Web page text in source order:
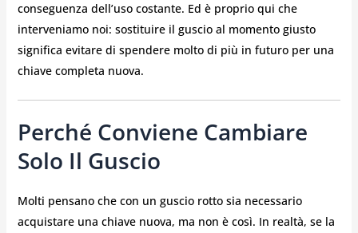
conseguenza dell’uso costante. Ed è proprio qui che
interveniamo noi: sostituire il guscio al momento giusto
significa evitare di spendere molto di più in futuro per una
chiave completa nuova.
Perché Conviene Cambiare
Solo Il Guscio
Molti pensano che con un guscio rotto sia necessario
acquistare una chiave nuova, ma non è così. In realtà, se la